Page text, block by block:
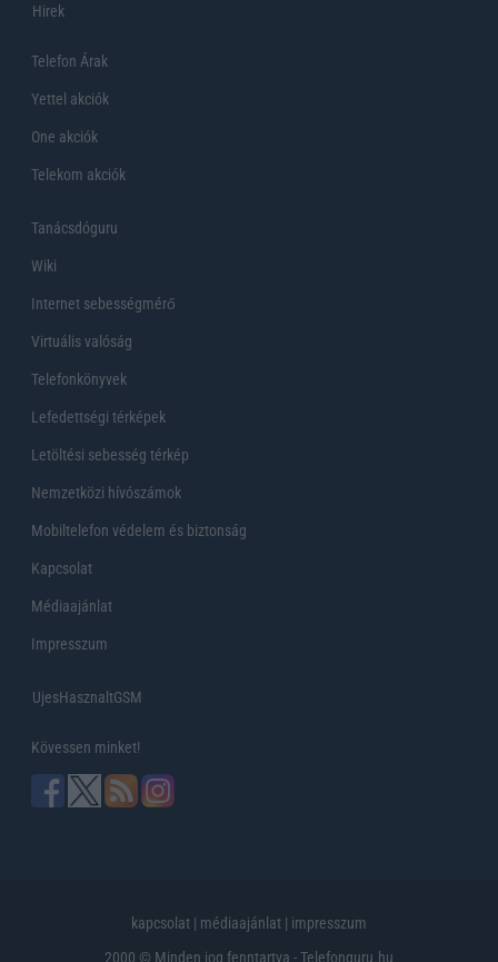
Hirek
Telefon Árak
Yettel akciók
One akciók
Telekom akciók
Tanácsdóguru
Wiki
Internet sebességmérő
Virtuális valóság
Telefonkönyvek
Lefedettségi térképek
Letöltési sebesség térkép
Nemzetközi hívószámok
Mobiltelefon védelem és biztonság
Kapcsolat
Médiaajánlat
Impresszum
UjesHasznaltGSM
Kövessen minket!
kapcsolat | médiaajánlat | impresszum
2000 © Minden jog fenntartva - Telefonguru.hu